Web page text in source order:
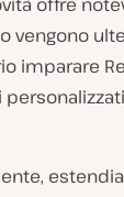
vengono
imparare